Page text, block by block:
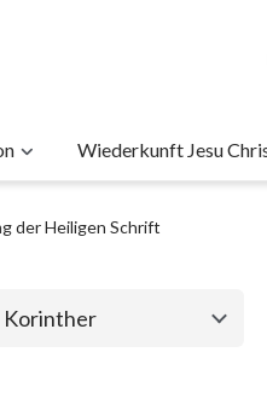
Wiederkunft Jesu
der Heiligen Schrift
Korinther